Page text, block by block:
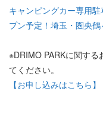
キャンピングカー専用
プン予定！埼玉・圏央
※DRIMO PARKに関す
てください。
【お申し込みはこちら】